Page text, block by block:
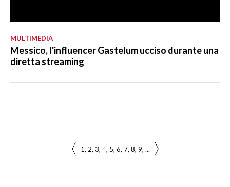
MULTIMEDIA
Messico, l'influencer Gastelum ucciso durante una
diretta streaming
1 2 3 4 5 6 7 8 9 ...